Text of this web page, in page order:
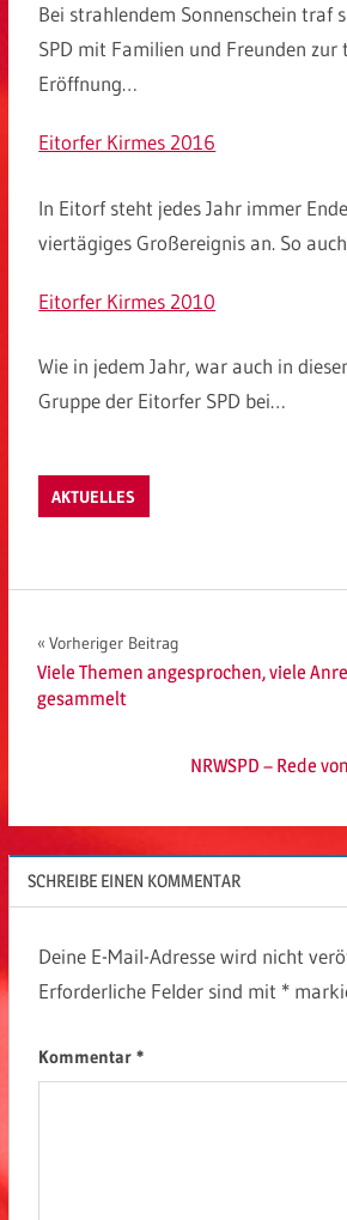
Bei strahlendem Sonnenschein traf
SPD mit Familien und Freunden
Eröffnung…
Eitorfer Kirmes 2016
In Eitorf steht jedes Jahr immer
viertägiges Großereignis an. So
Eitorfer Kirmes 2010
Wie in jedem Jahr, war auch in
Gruppe der Eitorfer SPD bei…
AKTUELLES
Beitragsnavigation
Vorheriger Beitrag
Viele Themen angesprochen, viele
gesammelt
NRWSPD – Rede
SCHREIBE EINEN KOMMENTAR
Deine E-Mail-Adresse wird nicht
Erforderliche Felder sind mit *
Kommentar *